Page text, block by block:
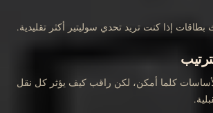
إذا كنت تريد تحدي سوليتير أكثر تقليدية.
كلما أمكن، لكن راقب كيف يؤثر كل نقل